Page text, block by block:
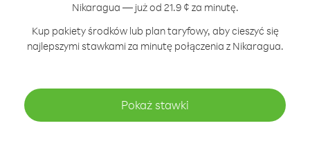
Nikaragua — już od 21.9 ¢ za minutę.
Kup pakiety środków lub plan taryfowy, aby cieszyć się
najlepszymi stawkami za minutę połączenia z Nikaragua.
Pokaż stawki